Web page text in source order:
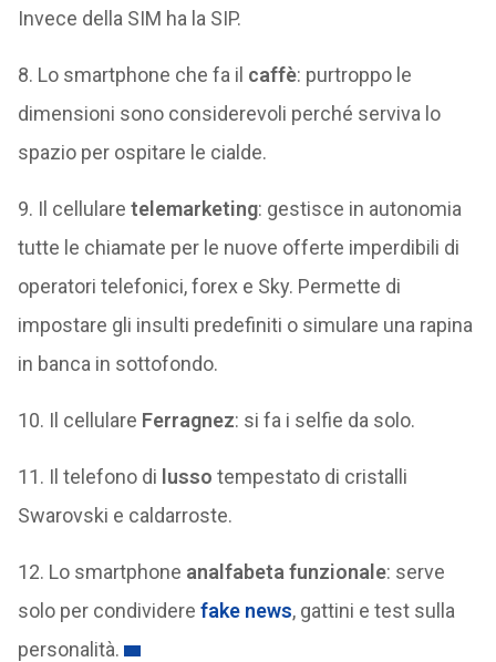
Invece della SIM ha la SIP.
8. Lo smartphone che fa il caffè: purtroppo le
dimensioni sono considerevoli perché serviva lo
spazio per ospitare le cialde.
9. Il cellulare telemarketing: gestisce in autonomia
tutte le chiamate per le nuove offerte imperdibili di
operatori telefonici, forex e Sky. Permette di
impostare gli insulti predefiniti o simulare una rapina
in banca in sottofondo.
10. Il cellulare Ferragnez: si fa i selfie da solo.
11. Il telefono di lusso tempestato di cristalli
Swarovski e caldarroste.
12. Lo smartphone analfabeta funzionale: serve
solo per condividere fake news, gattini e test sulla
personalità.